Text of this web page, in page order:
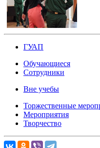
ГУАП
Обучающиеся
Сотрудники
Вне учебы
Торжественные
Мероприятия
Творчество